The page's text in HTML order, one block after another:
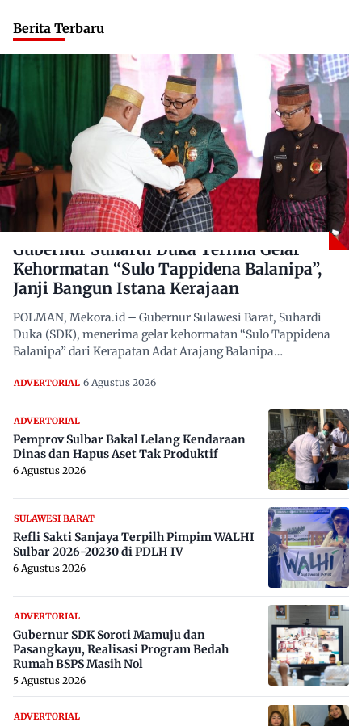
Berita Terbaru
Gubernur Suhardi Duka Terima Gelar
Kehormatan “Sulo Tappidena Balanipa”,
Janji Bangun Istana Kerajaan
POLMAN, Mekora.id – Gubernur Sulawesi Barat, Suhardi
Duka (SDK), menerima gelar kehormatan “Sulo Tappidena
Balanipa” dari Kerapatan Adat Arajang Balanipa…
ADVERTORIAL 6 Agustus 2026
ADVERTORIAL
Pemprov Sulbar Bakal Lelang Kendaraan
Dinas dan Hapus Aset Tak Produktif
6 Agustus 2026
SULAWESI BARAT
Refli Sakti Sanjaya Terpilh Pimpim WALHI
Sulbar 2026-20230 di PDLH IV
6 Agustus 2026
ADVERTORIAL
Gubernur SDK Soroti Mamuju dan
Pasangkayu, Realisasi Program Bedah
Rumah BSPS Masih Nol
5 Agustus 2026
ADVERTORIAL